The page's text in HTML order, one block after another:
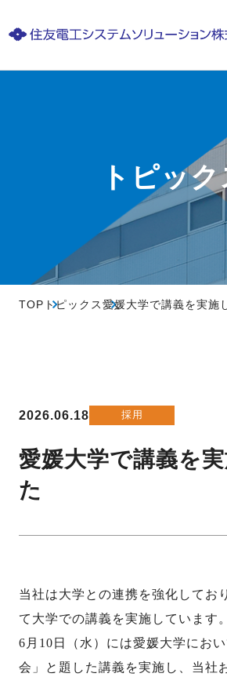
トピッ
TOP トピックス愛媛大学で講義を実施
2026.06.18 採用
愛媛大学で講義を
た
当社は大学との連携を強化してお
て大学での講義を実施しています。
6月 10 日（水）には愛媛大学にお
会」と題した講義を実施し、当社